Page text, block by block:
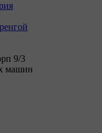
9/3
машин